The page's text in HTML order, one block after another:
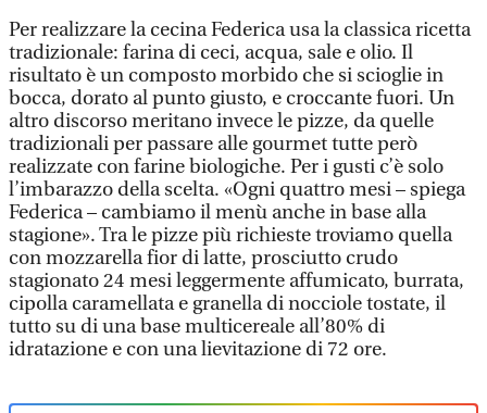
Per realizzare la cecina Federica usa la classica ricetta
tradizionale: farina di ceci, acqua, sale e olio. Il
risultato è un composto morbido che si scioglie in
bocca, dorato al punto giusto, e croccante fuori. Un
altro discorso meritano invece le pizze, da quelle
tradizionali per passare alle gourmet tutte però
realizzate con farine biologiche. Per i gusti c’è solo
l’imbarazzo della scelta. «Ogni quattro mesi – spiega
Federica – cambiamo il menù anche in base alla
stagione». Tra le pizze più richieste troviamo quella
con mozzarella fior di latte, prosciutto crudo
stagionato 24 mesi leggermente affumicato, burrata,
cipolla caramellata e granella di nocciole tostate, il
tutto su di una base multicereale all’80% di
idratazione e con una lievitazione di 72 ore.